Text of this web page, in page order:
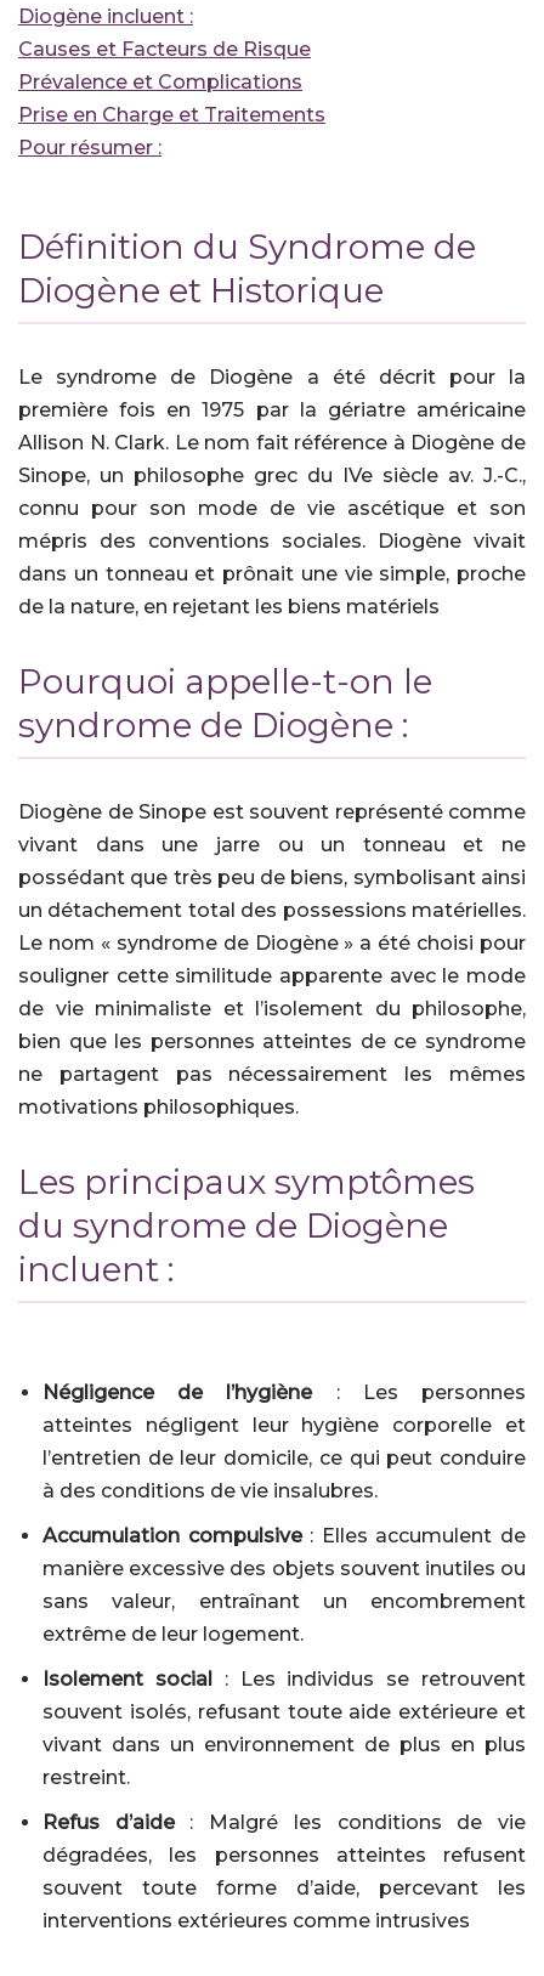
Diogène incluent :
Causes et Facteurs de Risque
Prévalence et Complications
Prise en Charge et Traitements
Pour résumer :
Définition du Syndrome de
Diogène et Historique
Le syndrome de Diogène a été décrit pour la
première fois en 1975 par la gériatre américaine
Allison N. Clark. Le nom fait référence à Diogène de
Sinope, un philosophe grec du IVe siècle av. J.-C.,
connu pour son mode de vie ascétique et son
mépris des conventions sociales. Diogène vivait
dans un tonneau et prônait une vie simple, proche
de la nature, en rejetant les biens matériels
Pourquoi appelle-t-on le
syndrome de Diogène :
Diogène de Sinope est souvent représenté comme
vivant dans une jarre ou un tonneau et ne
possédant que très peu de biens, symbolisant ainsi
un détachement total des possessions matérielles.
Le nom « syndrome de Diogène » a été choisi pour
souligner cette similitude apparente avec le mode
de vie minimaliste et l’isolement du philosophe,
bien que les personnes atteintes de ce syndrome
ne partagent pas nécessairement les mêmes
motivations philosophiques.
Les principaux symptômes
du syndrome de Diogène
incluent :
Négligence de l’hygiène: Les personnes
atteintes négligent leur hygiène corporelle et
l’entretien de leur domicile, ce qui peut conduire
à des conditions de vie insalubres.
Accumulation compulsive: Elles accumulent de
manière excessive des objets souvent inutiles ou
sans valeur, entraînant un encombrement
extrême de leur logement.
Isolement social : Les individus se retrouvent
souvent isolés, refusant toute aide extérieure et
vivant dans un environnement de plus en plus
restreint.
Refus d’aide: Malgré les conditions de vie
dégradées, les personnes atteintes refusent
souvent toute forme d’aide, percevant les
interventions extérieures comme intrusives